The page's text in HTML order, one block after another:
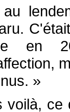
au
en
»
voilà, ce